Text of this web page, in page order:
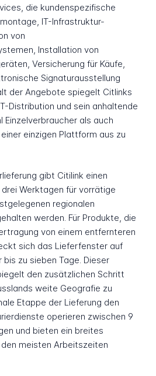
die kundenspezifische
IT-Infrastruktur-
von
Installation von
Versicherung für Käufe,
Signaturausstellung
der Angebote spiegelt Citlinks
Distribution und sein anhaltende
Einzelverbraucher als auch
einzigen Plattform aus zu
gibt Citilink einen
Werktagen für vorrätige
regionalen
werden. Für Produkte, die
von einem entfernteren
sich das Lieferfenster auf
zu sieben Tage. Dieser
den zusätzlichen Schritt
weite Geografie zu
Etappe der Lieferung den
operieren zwischen 9
und bieten ein breites
meisten Arbeitszeiten